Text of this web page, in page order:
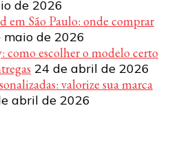
de 2026
em São Paulo: onde comprar
maio de 2026
escolher o modelo certo
24 de abril de 2026
valorize sua marca
abril de 2026